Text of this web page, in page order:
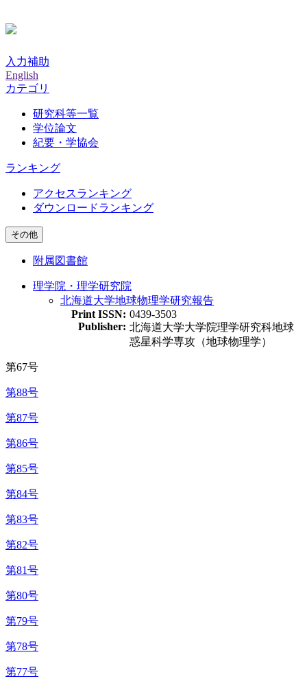
入力補助
English
カテゴリ
研究科等一覧
学位論文
紀要・学協会
ランキング
アクセスランキング
ダウンロードランキング
その他
附属図書館
理学院・理学研究院
北海道大学地球物理学研究報告
Print ISSN: 0439-3503
Publisher: 北海道大学大学院理学研究科地球
惑星科学専攻（地球物理学）
第67号
第88号
第87号
第86号
第85号
第84号
第83号
第82号
第81号
第80号
第79号
第78号
第77号